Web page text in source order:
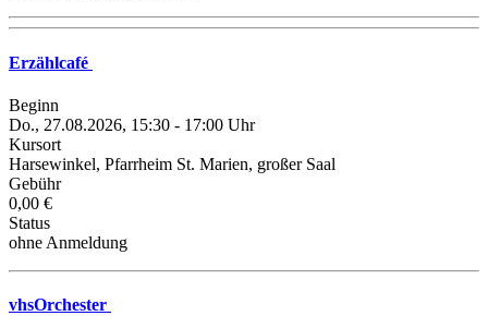
Erzählcafé
Beginn
Do., 27.08.2026, 15:30 - 17:00 Uhr
Kursort
Harsewinkel, Pfarrheim St. Marien, großer Saal
Gebühr
0,00 €
Status
ohne Anmeldung
vhsOrchester